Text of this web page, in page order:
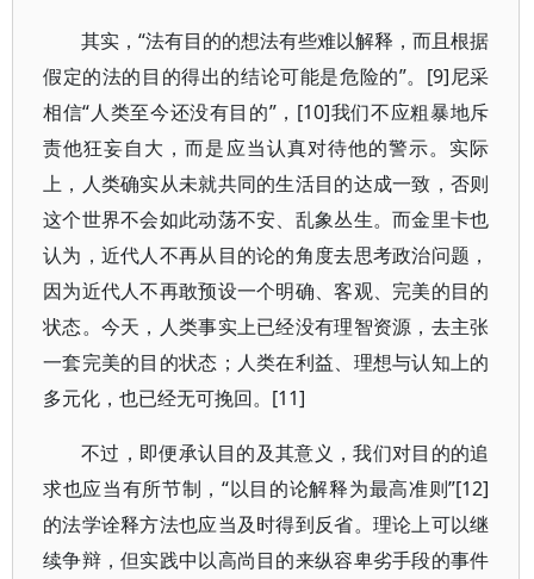
其实，“法有目的的想法有些难以解释，而且根据
假定的法的目的得出的结论可能是危险的”。[9]尼采
相信“人类至今还没有目的”，[10]我们不应粗暴地斥
责他狂妄自大，而是应当认真对待他的警示。实际
上，人类确实从未就共同的生活目的达成一致，否则
这个世界不会如此动荡不安、乱象丛生。而金里卡也
认为，近代人不再从目的论的角度去思考政治问题，
因为近代人不再敢预设一个明确、客观、完美的目的
状态。今天，人类事实上已经没有理智资源，去主张
一套完美的目的状态；人类在利益、理想与认知上的
多元化，也已经无可挽回。[11]
不过，即便承认目的及其意义，我们对目的的追
求也应当有所节制，“以目的论解释为最高准则”[12]
的法学诠释方法也应当及时得到反省。理论上可以继
续争辩，但实践中以高尚目的来纵容卑劣手段的事件